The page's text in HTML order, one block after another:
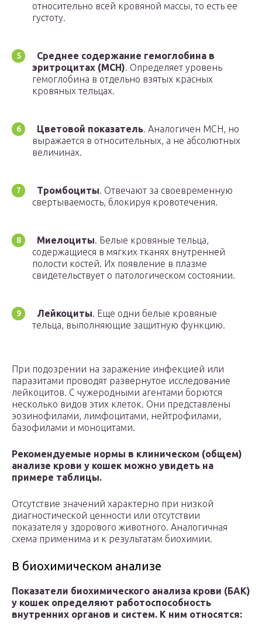
относительно всей кровяной массы, то есть ее
густоту.
Среднее содержание гемоглобина в
эритроцитах (MCH). Определяет уровень
гемоглобина в отдельно взятых красных
кровяных тельцах.
Цветовой показатель. Аналогичен MCH, но
выражается в относительных, а не абсолютных
величинах.
Тромбоциты. Отвечают за своевременную
свертываемость, блокируя кровотечения.
Миелоциты. Белые кровяные тельца,
содержащиеся в мягких тканях внутренней
полости костей. Их появление в плазме
свидетельствует о патологическом состоянии.
Лейкоциты. Еще одни белые кровяные
тельца, выполняющие защитную функцию.
При подозрении на заражение инфекцией или
паразитами проводят развернутое исследование
лейкоцитов. С чужеродными агентами борются
несколько видов этих клеток. Они представлены
эозинофилами, лимфоцитами, нейтрофилами,
базофилами и моноцитами.
Рекомендуемые нормы в клиническом (общем)
анализе крови у кошек можно увидеть на
примере таблицы.
Отсутствие значений характерно при низкой
диагностической ценности или отсутствии
показателя у здорового животного. Аналогичная
схема применима и к результатам биохимии.
В биохимическом анализе
Показатели биохимического анализа крови (БАК)
у кошек определяют работоспособность
внутренних органов и систем. К ним относятся: